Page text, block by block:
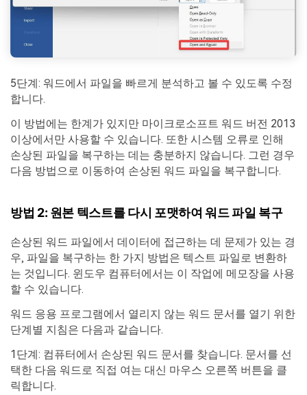
5단계: 워드에서 파일을 빠르게 분석하고 볼 수 있도록 수정
합니다.
이 방법에는 한계가 있지만 마이크로소프트 워드 버전 2013
이상에서만 사용할 수 있습니다. 또한 시스템 오류로 인해
손상된 파일을 복구하는 데는 충분하지 않습니다. 그런 경우
다음 방법으로 이동하여 손상된 워드 파일을 복구합니다.
방법 2: 원본 텍스트를 다시 포맷하여 워드 파일 복구
손상된 워드 파일에서 데이터에 접근하는 데 문제가 있는 경
우, 파일을 복구하는 한 가지 방법은 텍스트 파일로 변환하
는 것입니다. 윈도우 컴퓨터에서는 이 작업에 메모장을 사용
할 수 있습니다.
워드 응용 프로그램에서 열리지 않는 워드 문서를 열기 위한
단계별 지침은 다음과 같습니다.
1단계: 컴퓨터에서 손상된 워드 문서를 찾습니다. 문서를 선
택한 다음 워드로 직접 여는 대신 마우스 오른쪽 버튼을 클
릭합니다.